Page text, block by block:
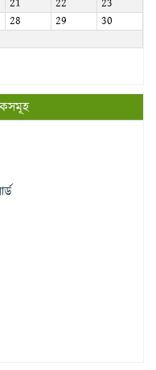
21 22
23
28 29
30